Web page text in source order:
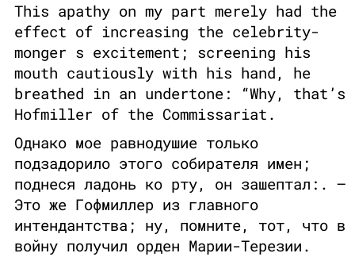
This apathy on my part merely had the
effect of increasing the celebrity-
monger s excitement; screening his
mouth cautiously with his hand, he
breathed in an undertone: “Why, that’s
Hofmiller of the Commissariat.
Однако мое равнодушие только
подзадорило этого собирателя имен;
поднеся ладонь ко рту, он зашептал:. —
Это же Гофмиллер из главного
интендантства; ну, помните, тот, что в
войну получил орден Марии-Терезии.